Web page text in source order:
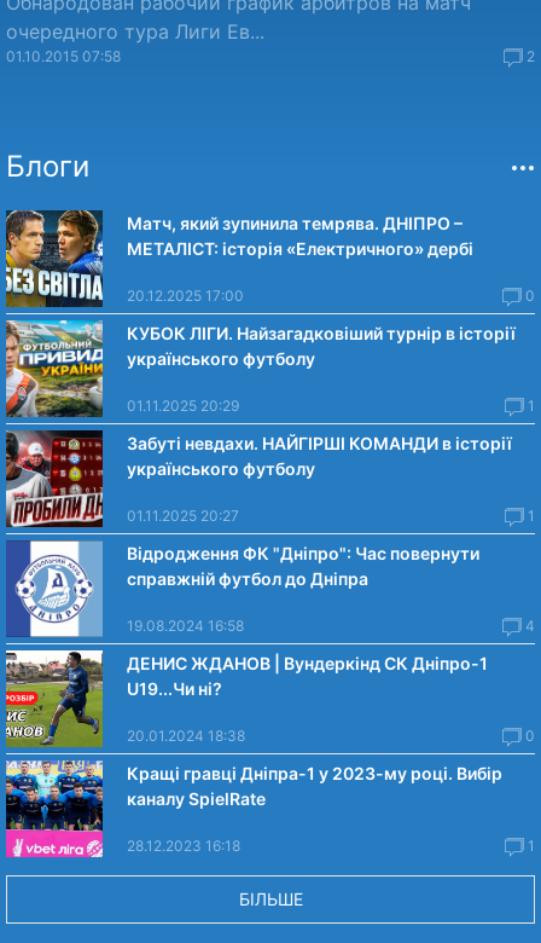
очередного тура Лиги Ев...
01.10.2015 07:58 2
Блоги
Матч, який зупинила темрява. ДНІПРО –
МЕТАЛІСТ: історія «Електричного» дербі
20.12.2025 17:00 0
КУБОК ЛІГИ. Найзагадковіший турнір в історії
українського футболу
01.11.2025 20:29 1
Забуті невдахи. НАЙГІРШІ КОМАНДИ в історії
українського футболу
01.11.2025 20:27 1
Відродження ФК "Дніпро": Час повернути
справжній футбол до Дніпра
19.08.2024 16:58 4
ДЕНИС ЖДАНОВ | Вундеркінд СК Дніпро-1
U19...Чи нi?
20.01.2024 18:38 0
Кращі гравці Дніпра-1 у 2023-му році. Вибiр
каналу SpielRate
28.12.2023 16:18 1
БІЛЬШЕ